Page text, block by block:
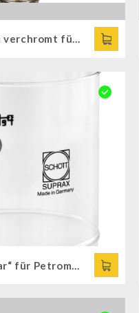
Lampenschirm verchromt für HK500
Ersatzglas „klar“ für Petromax HK500